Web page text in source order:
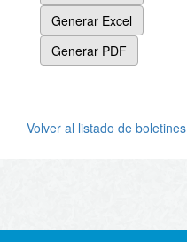
Generar Excel
Generar PDF
Volver al listado de boletines